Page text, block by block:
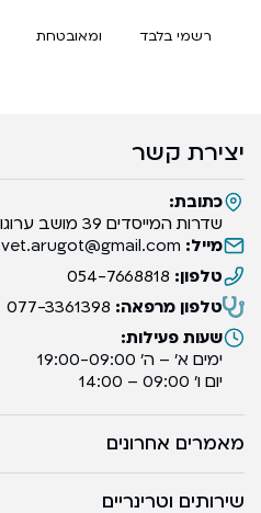
רשמי בלבד ומאובטחת
יצירת קשר
כתובת:
שדרות המייסדים 39 מושב ערוגות
מייל: vet.arugot@gmail.com
טלפון: 054-7668818
טלפון מרפאה: 077-3361398
שעות פעילות:
ימים א’ – ה’ 19:00-09:00
יום ו’ 09:00 – 14:00
מאמרים אחרונים
שירותים וטרינריים